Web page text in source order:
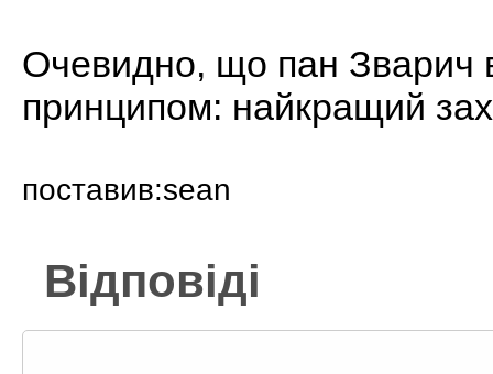
Очевидно, що пан Зварич
принципом: найкращий
поставив:sean
Відповіді